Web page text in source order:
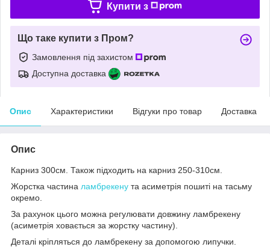
Купити з
Що таке купити з Пром?
Замовлення під захистом
Доступна доставка
Опис Характеристики Відгуки про товар Доставка
Опис
Карниз 300см. Також підходить на карниз 250-310см.
Жорстка частина ламбрекену та асиметрія пошиті на тасьму
окремо.
За рахунок цього можна регулювати довжину ламбрекену
(асиметрія ховається за жорстку частину).
Деталі кріпляться до ламбрекену за допомогою липучки.